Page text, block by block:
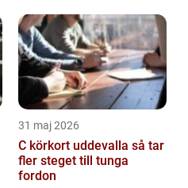
31 maj 2026
C körkort uddevalla så tar
fler steget till tunga
fordon